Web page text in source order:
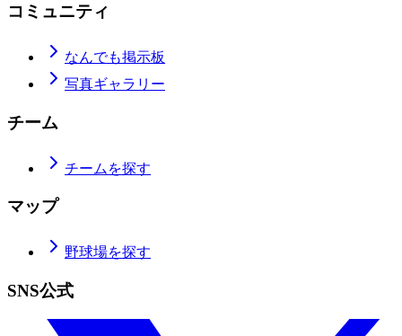
コミュニティ
なんでも掲示板
写真ギャラリー
チーム
チームを探す
マップ
野球場を探す
SNS公式